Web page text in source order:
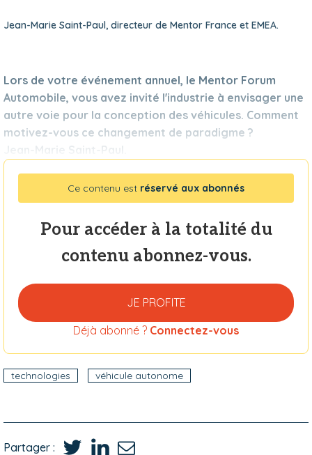
Jean-Marie Saint-Paul, directeur de Mentor France et EMEA.
Lors de votre événement annuel, le Mentor Forum
Automobile, vous avez invité l'industrie à envisager une
autre voie pour la conception des véhicules. Comment
motivez-vous ce changement de paradigme ?
Jean-Marie Saint-Paul.
Ce contenu est réservé aux abonnés
Pour accéder à la totalité du
contenu abonnez-vous.
JE PROFITE
Déjà abonné ? Connectez-vous
technologies véhicule autonome
Partager :